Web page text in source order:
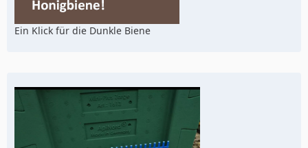
Ein Klick für die Dunkle Biene